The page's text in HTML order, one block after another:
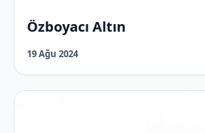
Özboyacı Altın
19 Ağu 2024